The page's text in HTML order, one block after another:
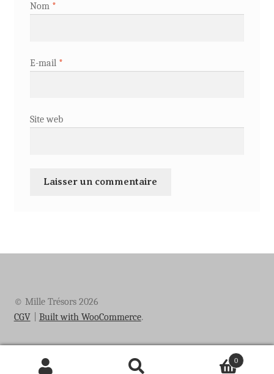
Nom *
E-mail *
Site web
© Mille Trésors 2026
CGV
Built with WooCommerce.
0